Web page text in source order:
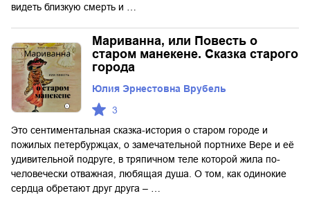
видеть близкую смерть и …
Мариванна, или Повесть о
старом манекене. Сказка старого
города
Юлия Эрнестовна Врубель
3
Это сентиментальная сказка-история о старом городе и
пожилых петербуржцах, о замечательной портнихе Вере и её
удивительной подруге, в тряпичном теле которой жила по-
человечески отважная, любящая душа. О том, как одинокие
сердца обретают друг друга – …